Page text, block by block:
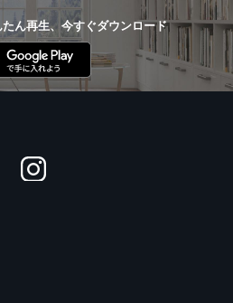
著者自身の人生を変えたこの言
えていくことでしょう。
ん再生、今すぐダウンロード